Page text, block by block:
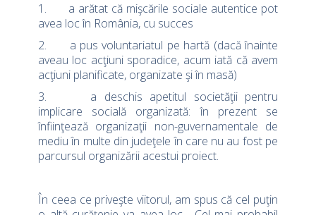
1. a arătat că mişcările sociale autentice pot
avea loc în România, cu succes
2. a pus voluntariatul pe hartă (dacă înainte
aveau loc acţiuni sporadice, acum iată că avem
acţiuni planificate, organizate şi în masă)
3. a deschis apetitul societăţii pentru
implicare socială organizată: în prezent se
înfiinţează organizaţii non-guvernamentale de
mediu în multe din judeţele în care nu au fost pe
parcursul organizării acestui proiect.
În ceea ce priveşte viitorul, am spus că cel puţin